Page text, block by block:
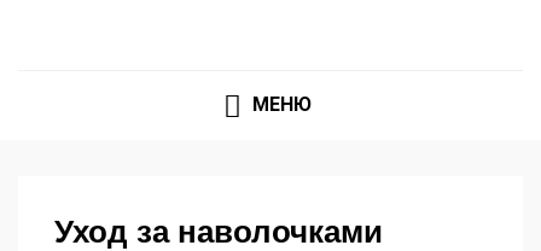
МЕНЮ
Уход за наволочками